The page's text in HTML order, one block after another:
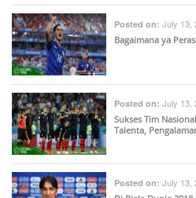
Posted on: July 13,
Bagaimana ya
Posted on: July 13,
Sukses Tim
Talenta,
Posted on: July 13,